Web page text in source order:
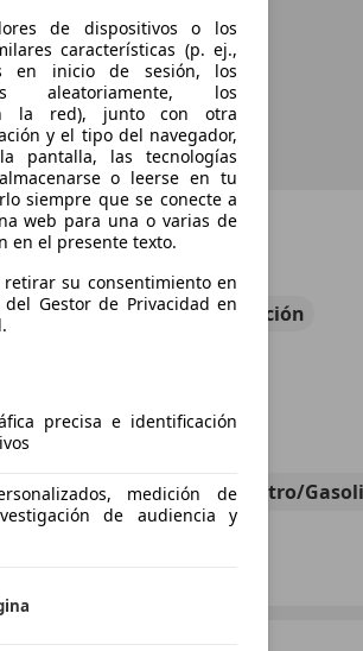
Sin comparación
2021 70.000 km Electro/
de dispositivos o los
características (p. ej.,
en inicio de sesión, los
aleatoriamente, los
la red), junto con otra
y el tipo del navegador,
pantalla, las tecnologías
o leerse en tu
siempre que se conecte a
web para una o varias de
en el presente texto.
su consentimiento en
Gestor de Privacidad en
precisa e identificación
medición de
de audiencia y